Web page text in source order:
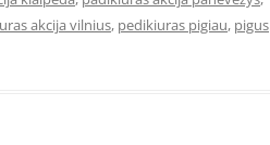
akcija vilnius, pedikiuras pigiau, pigus